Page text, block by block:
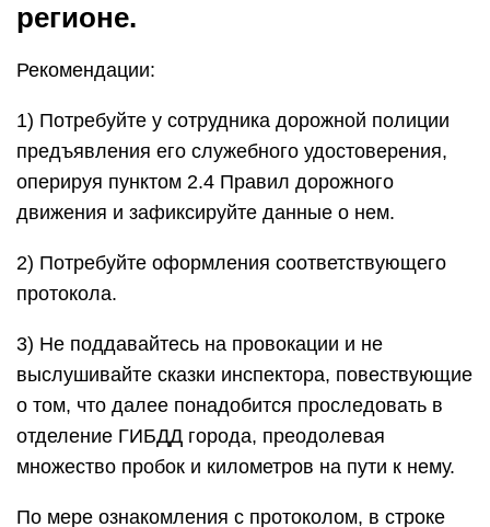
регионе.
Рекомендации:
1) Потребуйте у сотрудника дорожной полиции
предъявления его служебного удостоверения,
оперируя пунктом 2.4 Правил дорожного
движения и зафиксируйте данные о нем.
2) Потребуйте оформления соответствующего
протокола.
3) Не поддавайтесь на провокации и не
выслушивайте сказки инспектора, повествующие
о том, что далее понадобится проследовать в
отделение ГИБДД города, преодолевая
множество пробок и километров на пути к нему.
По мере ознакомления с протоколом, в строке